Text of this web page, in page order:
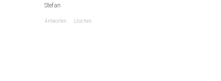
Stefan
Antworten Löschen